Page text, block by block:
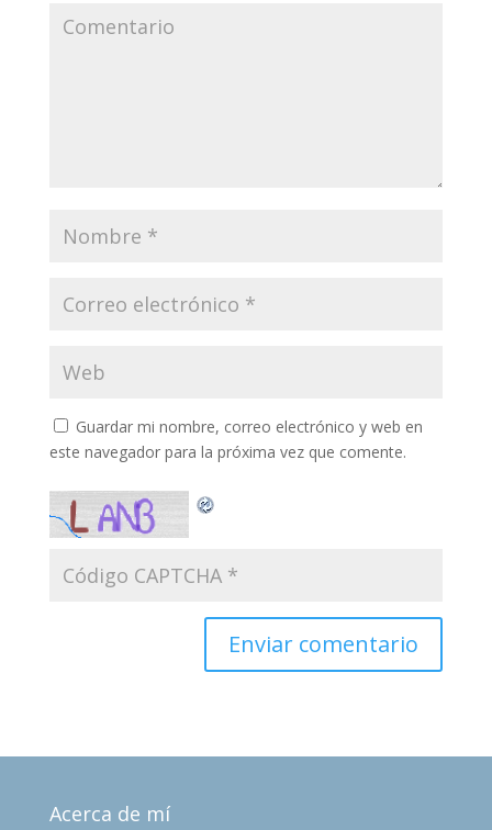
Guardar mi nombre, correo electrónico y web en
este navegador para la próxima vez que comente.
Acerca de mí